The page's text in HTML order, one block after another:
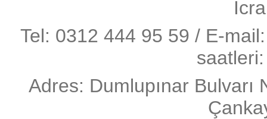
Tel: 0312 444 95 59 / E-
Adres: Dumlupınar